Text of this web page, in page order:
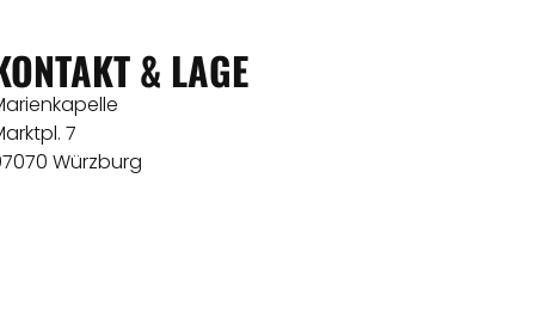
& LAGE
7
Würzburg